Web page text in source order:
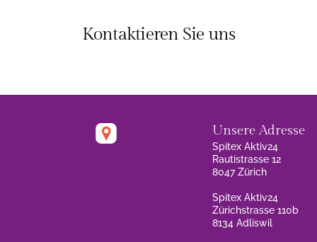
Kontaktieren Sie uns
Unsere Adresse
Spitex Aktiv24
Rautistrasse 12
8047 Zürich
Spitex Aktiv24
Zürichstrasse 110b
8134 Adliswil